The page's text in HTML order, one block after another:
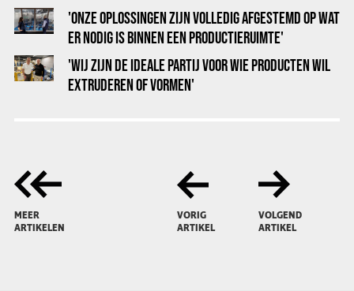
'ONZE OPLOSSINGEN ZIJN VOLLEDIG AFGESTEMD OP WAT
ER NODIG IS BINNEN EEN PRODUCTIERUIMTE'
'WIJ ZIJN DE IDEALE PARTIJ VOOR WIE PRODUCTEN WIL
EXTRUDEREN OF VORMEN'
MEER
ARTIKELEN
VORIG
ARTIKEL
VOLGEND
ARTIKEL